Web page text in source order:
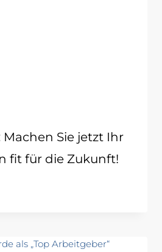
Machen Sie jetzt Ihr
fit für die Zukunft!